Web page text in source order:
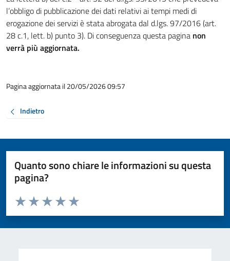
l’obbligo di pubblicazione dei dati relativi ai tempi medi di
erogazione dei servizi è stata abrogata dal d.lgs. 97/2016 (art.
28 c.1, lett. b) punto 3). Di conseguenza questa pagina non
verrà più aggiornata.
Pagina aggiornata il 20/05/2026 09:57
Indietro
Quanto sono chiare le informazioni su questa
pagina?
Valuta da 1 a 5 stelle la pagina
Valuta 5 stelle su 5
Valuta 4 stelle su 5
Valuta 3 stelle su 5
Valuta 2 stelle su 5
Valuta 1 stelle su 5